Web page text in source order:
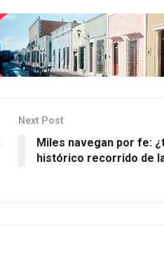
Next Post
Miles navegan por fe:
histórico recorrido de